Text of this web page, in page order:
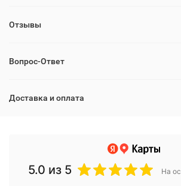
Отзывы
Вопрос-Ответ
Доставка и оплата